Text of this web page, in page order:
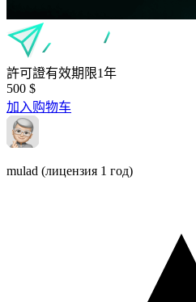
許可證有效期限1年
500 $
加入购物车
mulad (лицензия 1 год)